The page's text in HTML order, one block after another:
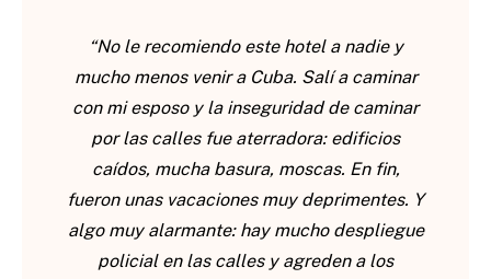
“No le recomiendo este hotel a nadie y
mucho menos venir a Cuba. Salí a caminar
con mi esposo y la inseguridad de caminar
por las calles fue aterradora: edificios
caídos, mucha basura, moscas. En fin,
fueron unas vacaciones muy deprimentes. Y
algo muy alarmante: hay mucho despliegue
policial en las calles y agreden a los